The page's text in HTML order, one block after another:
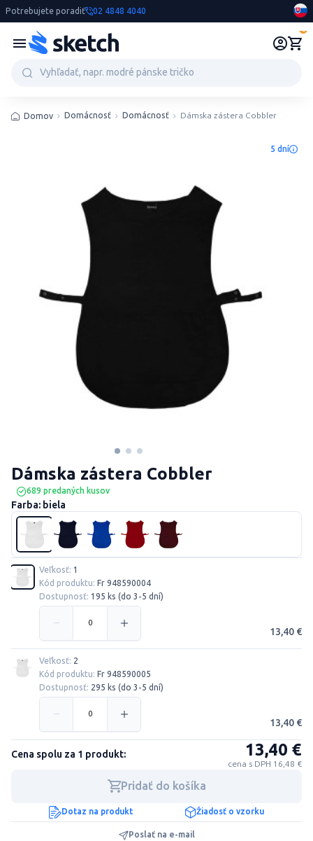
Potrebujete poradiť 02 4848 4040
Domov Domácnosť Domácnosť Dámska zástera Cobbler
5 dní
689 predaných kusov
Dámska zástera Cobbler
Farba: biela
Veľkosť: 1
Kód produktu: Fr 948590004
Dostupnosť: 195 ks (do 3-5 dní)
13,40 €
Veľkosť: 2
Kód produktu: Fr 948590005
Dostupnosť: 295 ks (do 3-5 dní)
13,40 €
Cena spolu za 1 produkt: 13,40 €
cena s DPH 16,48 €
Pridať do košíka
Dotaz na produkt Žiadosť o vzorku
Poslať na e-mail